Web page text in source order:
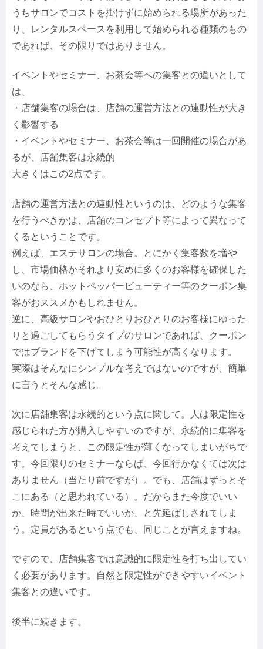
うちサロンでコストを掛けずに始められる場所があった
り、レンタルスペースを利用して始められる種類のもの
であれば、その限りではありません。
イベントやセミナー、お茶会等への集客との違いとして
は、
・店舗集客の場合は、店舗の運営方法との連動性が大き
く影響する
・イベントやセミナー、お茶会等は一回開催の場合があ
るが、店舗集客は永続的
大きくはこの2点です。
店舗の運営方法との連動性というのは、どのような集客
を行うべきかは、店舗のコンセプト等によって異なって
くるということです。
例えば、エステサロンの場合。とにかく集客数を増や
し、市場価格かそれより安めに多くのお客様を確保した
いのなら、ホットペッパービューティー等のクーポン集
客がおススメかもしれません。
逆に、高級サロンやおひとりおひとりのお客様にゆった
りと過ごしてもらうタイプのサロンであれば、クーポン
ではブランドを下げてしまう可能性が高くなります。
実際はそんなにシンプルな考えではないのですが、簡単
に言うとそんな感じ。
次に店舗集客は永続的という点に関して。人は限定性を
感じられた方が購入しやすいのですが、永続的に集客を
考えてしまうと、この限定性が薄くなってしまいがちで
す。今回限りのセミナーならば、今回行かなくては次は
ありません（当たり前ですが）。でも、店舗はずっとそ
こにある（と思われている）。だからまた今度でいい
か、時間が出来た時でいいか、と先延ばしされてしま
う。定員があるという点でも、同じことが言えますね。
ですので、店舗集客では意識的に限定性を打ち出してい
く必要があります。自然と限定性ができやすいイベント
集客との違いです。
後半に続きます。